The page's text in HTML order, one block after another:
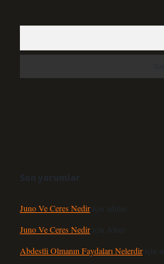
Son yorumlar
Juno Ve Ceres Nedir için
admin
Juno Ve Ceres Nedir için Altan
Abdestli Olmanın Faydaları Nelerdir için